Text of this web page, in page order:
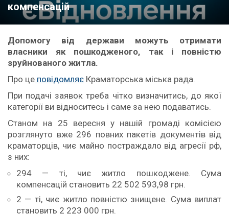
компенсацій
Допомогу від держави можуть отримати
власники як пошкодженого, так і повністю
зруйнованого житла.
Про це повідомляє Краматорська міська рада.
При подачі заявок треба чітко визначитись, до якої
категорії ви відноситесь і саме за нею подаватись.
Станом на 25 вересня у нашій громаді комісією
розглянуто вже 296 повних пакетів документів від
краматорців, чиє майно постраждало від агресії рф,
з них:
294 — ті, чиє житло пошкоджене. Сума
компенсацій становить 22 502 593,98 грн.
2 — ті, чиє житло повністю знищене. Сума виплат
становить 2 223 000 грн.